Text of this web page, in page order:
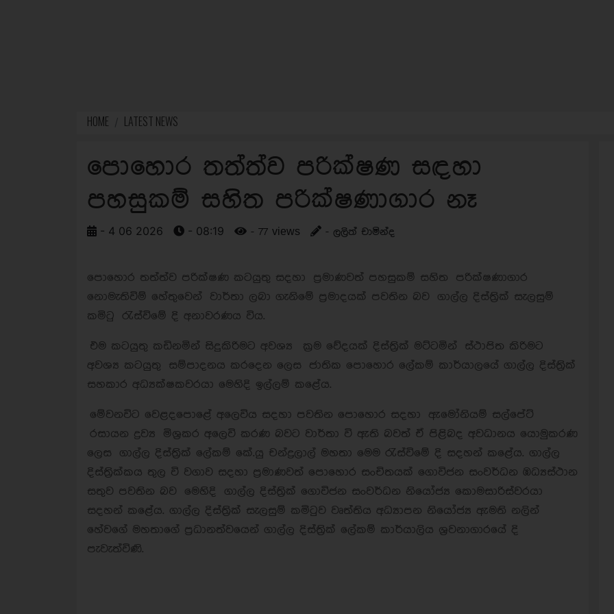
HOME LATEST NEWS
පොහොර තත්ත්ව පරික්ෂණ සඳහා
පහසුකම් සහිත පරික්ෂණාගාර නෑ
- 4 06 2026 - 08:19 - 77 views - ලලිත් චාමින්ද
පොහොර තත්ත්ව පරික්ෂණ කටයුතු සදහා ප්‍රමාණවත් පහසුකම් සහිත පරික්ෂණාගාර
නොමැතිවිම් හේතුවෙන් වාර්තා ලබා ගැනිමේ ප්‍රමාදයක් පවතින බව ගාල්ල දිස්ත්‍රික් සැලසුම්
කමිටු රැස්විමේ දි අනාවරණය විය.
එම කටයුතු කඩිනමින් සිදුකිරිමට අවශ්‍ය ක්‍රම වේදයක් දිස්ත්‍රික් මට්ටමින් ස්ථාපිත කිරිමට
අවශ්‍ය කටයුතු සම්පාදනය කරදෙන ලෙස ජාතික පොහොර ලේකම් කාර්යාලයේ ගාල්ල දිස්ත්‍රික්
සහකාර අධ්‍යක්ෂකවරයා මෙහිදි ඉල්ලම් කළේය.
මේවනවිට වෙළදපොළේ අලෙවිය සදහා පවතින පොහොර සදහා ඇමෝනියම් සල්පේට්
රසායන ද්‍රව්‍ය මිශ්‍රකර අලෙවි කරණ බවට වාර්තා වි ඇති බවත් ඒ පිළිබද අවධානය යොමුකරණ
ලෙස ගාල්ල දිස්ත්‍රික් ලේකම් කේ.යු චන්ද්‍රලාල් මහතා මෙම රැස්විමේ දි සදහන් කළේය. ගාල්ල
දිස්ත්‍රික්කය තුල වි වගාව සදහා ප්‍රමාණවත් පොහොර සංචිතයක් ගොවිජන සංවර්ධන ඹධ්‍යස්ථාන
සතුව පවතින බව මෙහිදි ගාල්ල දිස්ත්‍රික් ගොවිජන සංවර්ධන නියෝජ්‍ය කොමසාරිස්වරයා
සදහන් කළේය. ගාල්ල දිස්ත්‍රික් සැලසුම් කමිටුව වෘත්තිය අධ්‍යාපන නියෝජ්‍ය ඇමති නලින්
හේවගේ මහතාගේ ප්‍රධානත්වයෙන් ගාල්ල දිස්ත්‍රික් ලේකම් කාර්යාලිය ශ්‍රවනාගාරයේ දි
පැවැත්විණි.